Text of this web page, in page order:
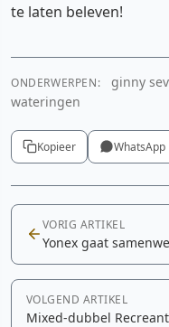
te laten beleven!
ONDERWERPEN:
ginny
wateringen
Kopieer WhatsApp
VORIG ARTIKEL
Yonex gaat
VOLGEND ARTIKEL
Mixed-dubbel